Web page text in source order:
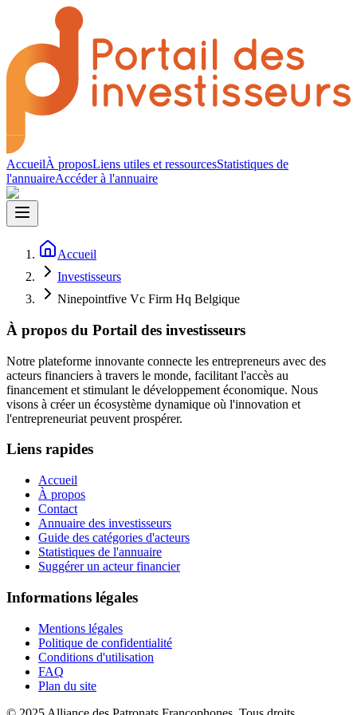
AccueilÀ proposLiens utiles et ressourcesStatistiques de
l'annuaireAccéder à l'annuaire
Accueil
Investisseurs
Ninepointfive Vc Firm Hq Belgique
À propos du Portail des investisseurs
Notre plateforme innovante connecte les entrepreneurs avec des
acteurs financiers à travers le monde, facilitant l'accès au
financement et stimulant le développement économique. Nous
visons à créer un écosystème dynamique où l'innovation et
l'entrepreneuriat peuvent prospérer.
Liens rapides
Accueil
À propos
Contact
Annuaire des investisseurs
Guide des catégories d'acteurs
Statistiques de l'annuaire
Suggérer un acteur financier
Informations légales
Mentions légales
Politique de confidentialité
Conditions d'utilisation
FAQ
Plan du site